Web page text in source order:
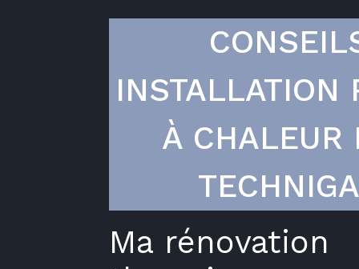
INSTALLATION
À CHALEUR
Ma rénovation